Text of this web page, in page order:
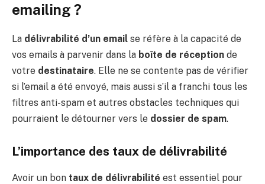
emailing ?
La délivrabilité d’un email se réfère à la capacité de
vos emails à parvenir dans la boîte de réception de
votre destinataire. Elle ne se contente pas de vérifier
si l’email a été envoyé, mais aussi s’il a franchi tous les
filtres anti-spam et autres obstacles techniques qui
pourraient le détourner vers le dossier de spam.
L’importance des taux de délivrabilité
Avoir un bon taux de délivrabilité est essentiel pour